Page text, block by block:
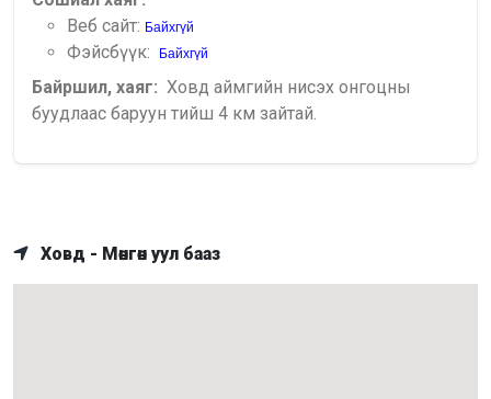
Веб сайт: Байхгүй
Фэйсбүүк: Байхгүй
Байршил, хаяг: Ховд аймгийн нисэх онгоцны
буудлаас баруун тийш 4 км зайтай.
Ховд - Мөнгөн уул бааз